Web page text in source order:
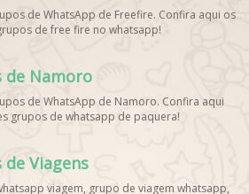
de WhatsApp de Freefire. Confira aqui os
de free fire no whatsapp!
de Namoro
de WhatsApp de Namoro. Confira aqui
grupos de whatsapp de paquera!
de Viagens
viagem, grupo de viagem whatsapp,